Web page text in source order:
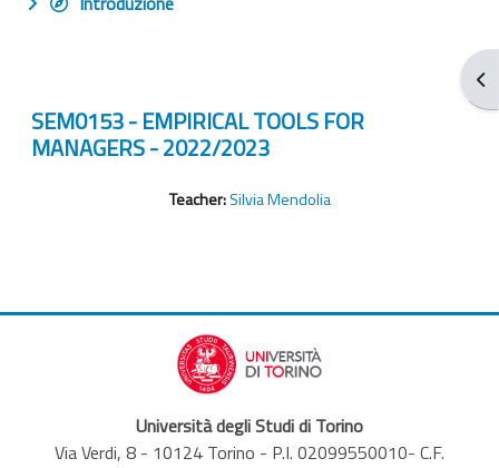
SEM0153 - EMPIRICAL TOOLS FOR
MANAGERS - 2022/2023
Teacher:Silvia Mendolia
Università degli Studi di Torino
Via Verdi, 8 - 10124 Torino - P.I. 02099550010- C.F.